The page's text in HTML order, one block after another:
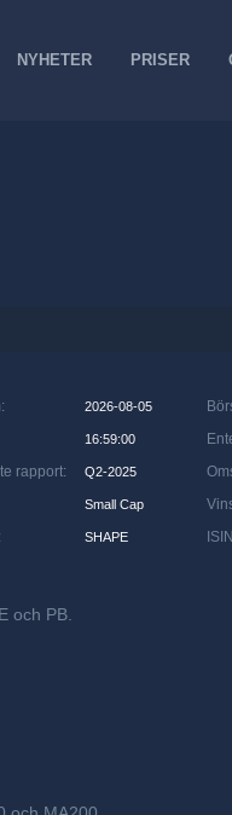
NYHETER PRISER
: 2026-08-05
16:59:00
rapport: Q2-2025
Small Cap
SHAPE ISIN
och PB.